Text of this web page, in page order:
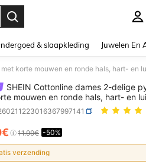
& slaapkleding Juwelen En
SHEIN Cottonline dames 2-delige
mouwen en ronde hals, hart- en
korte broek met hart- en
AND
11.99€ -50%
verzending